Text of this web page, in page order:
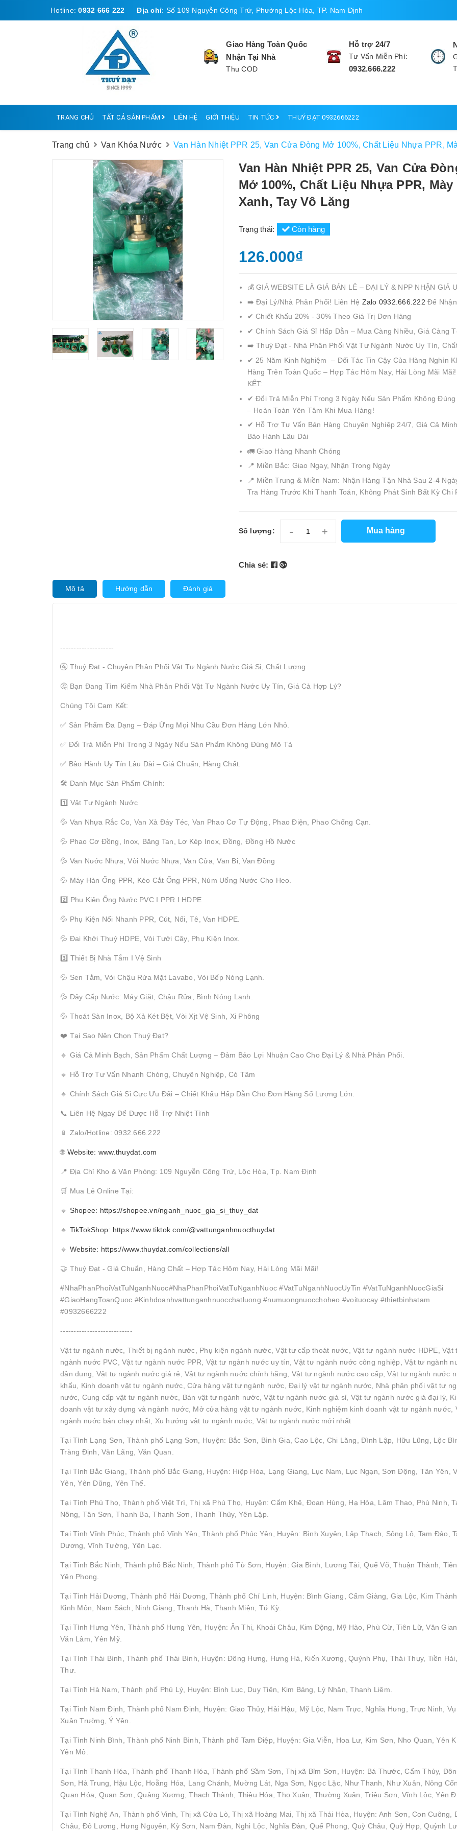
Hotline:0932 666 222 Địa chỉ: Số 109 Nguyễn Công Trứ, Phường Lộc Hòa, TP. Nam Định
Giao Hàng Toàn Quốc
Nhận Tại Nhà
Thu COD
Hỗ trợ 24/7
Tư Vấn Miễn Phí:
0932.666.222
TRANG CHỦ TẤT CẢ SẢN PHẨM LIÊN HỆ GIỚI THIỆU TIN TỨC THUÝ ĐẠT 0932666222
Trang chủ Van Khóa Nước Van Hàn Nhiệt PPR 25, Van Cửa Đòng Mở 100%, Chất Liệu Nhựa PPR,
Van Hàn Nhiệt PPR 25, Van Cửa
Mở 100%, Chất Liệu Nhựa PPR, Mày
Xanh, Tay Vô Lăng
Trạng thái: Còn hàng
126.000₫
💰 GIÁ WEBSITE LÀ GIÁ BÁN LẺ – ĐẠI LÝ & NPP NHẬN GIÁ
➡️ Đại Lý/Nhà Phân Phối! Liên Hệ Zalo 0932.666.222Để
✔ Chiết Khấu 20% - 30% Theo Giá Trị Đơn Hàng
✔ Chính Sách Giá Sỉ Hấp Dẫn – Mua Càng Nhiều, Giá Càng
➡️ Thuý Đạt - Nhà Phân Phối Vật Tư Ngành Nước Uy Tín,
✔ 25 Năm Kinh Nghiệm – Đối Tác Tin Cậy Của Hàng Nghìn
Hàng Trên Toàn Quốc – Hợp Tác Hôm Nay, Hài Lòng Mãi Mãi!
KẾT:
✔ Đổi Trả Miễn Phí Trong 3 Ngày Nếu Sản Phẩm Không Đúng
– Hoàn Toàn Yên Tâm Khi Mua Hàng!
✔ Hỗ Trợ Tư Vấn Bán Hàng Chuyên Nghiệp 24/7, Giá Cả Minh
Bảo Hành Lâu Dài
🚛 Giao Hàng Nhanh Chóng
📍 Miền Bắc: Giao Ngay, Nhận Trong Ngày
📍 Miền Trung & Miền Nam: Nhận Hàng Tận Nhà Sau 2-4
Tra Hàng Trước Khi Thanh Toán, Không Phát Sinh Bất Kỳ Chi
Số lượng: - + Mua hàng
Chia sẻ:
Mô tả Hướng dẫn Đánh giá
--------------------
🚰 Thuý Đạt - Chuyên Phân Phối Vật Tư Ngành Nước Giá Sỉ, Chất Lượng
🤔 Bạn Đang Tìm Kiếm Nhà Phân Phối Vật Tư Ngành Nước Uy Tín, Giá Cả Hợp Lý?
Chúng Tôi Cam Kết:
✅ Sản Phẩm Đa Dạng – Đáp Ứng Mọi Nhu Cầu Đơn Hàng Lớn Nhỏ.
✅ Đổi Trả Miễn Phí Trong 3 Ngày Nếu Sản Phẩm Không Đúng Mô Tả
✅ Bảo Hành Uy Tín Lâu Dài – Giá Chuẩn, Hàng Chất.
🛠 Danh Mục Sản Phẩm Chính:
1️⃣ Vật Tư Ngành Nước
💦 Van Nhựa Rắc Co, Van Xả Đáy Téc, Van Phao Cơ Tự Động, Phao Điện, Phao Chống Cạn.
💦 Phao Cơ Đồng, Inox, Băng Tan, Lơ Kép Inox, Đồng, Đồng Hồ Nước
💦 Van Nước Nhựa, Vòi Nước Nhựa, Van Cửa, Van Bi, Van Đồng
💦 Máy Hàn Ống PPR, Kéo Cắt Ống PPR, Núm Uống Nước Cho Heo.
2️⃣ Phụ Kiện Ống Nước PVC I PPR I HDPE
💦 Phụ Kiện Nối Nhanh PPR, Cút, Nối, Tê, Van HDPE.
💦 Đai Khởi Thuỷ HDPE, Vòi Tưới Cây, Phụ Kiện Inox.
3️⃣ Thiết Bị Nhà Tắm I Vệ Sinh
💦 Sen Tắm, Vòi Chậu Rửa Mặt Lavabo, Vòi Bếp Nóng Lạnh.
💦 Dây Cấp Nước: Máy Giặt, Chậu Rửa, Bình Nóng Lạnh.
💦 Thoát Sàn Inox, Bộ Xả Két Bệt, Vòi Xịt Vệ Sinh, Xi Phông
❤️ Tại Sao Nên Chọn Thuý Đạt?
🔹 Giá Cả Minh Bạch, Sản Phẩm Chất Lượng – Đảm Bảo Lợi Nhuận Cao Cho Đại Lý & Nhà Phân Phối.
🔹 Hỗ Trợ Tư Vấn Nhanh Chóng, Chuyên Nghiệp, Có Tâm
🔹 Chính Sách Giá Sỉ Cực Ưu Đãi – Chiết Khấu Hấp Dẫn Cho Đơn Hàng Số Lượng Lớn.
📞 Liên Hệ Ngay Để Được Hỗ Trợ Nhiệt Tình
📱 Zalo/Hotline: 0932.666.222
🌐 Website: www.thuydat.com
📍 Địa Chỉ Kho & Văn Phòng: 109 Nguyễn Công Trứ, Lộc Hòa, Tp. Nam Định
🛒 Mua Lẻ Online Tại:
🔹 Shopee: https://shopee.vn/nganh_nuoc_gia_si_thuy_dat
🔹 TikTokShop: https://www.tiktok.com/@vattunganhnuocthuydat
🔹 Website: https://www.thuydat.com/collections/all
🤝 Thuý Đạt - Giá Chuẩn, Hàng Chất – Hợp Tác Hôm Nay, Hài Lòng Mãi Mãi!
#NhaPhanPhoiVatTuNganhNuoc#NhaPhanPhoiVatTuNganhNuoc #VatTuNganhNuocUyTin #VatTuNganhNuocGiaSi
#GiaoHangToanQuoc #Kinhdoanhvattunganhnuocchatluong #numuongnuocchoheo #voituocay #thietbinhatam
#0932666222
---------------------------
Vật tư ngành nước, Thiết bị ngành nước, Phụ kiện ngành nước, Vật tư cấp thoát nước, Vật tư ngành nước HDPE, Vật
ngành nước PVC, Vật tư ngành nước PPR, Vật tư ngành nước uy tín, Vật tư ngành nước công nghiệp, Vật tư ngành
dân dụng, Vật tư ngành nước giá rẻ, Vật tư ngành nước chính hãng, Vật tư ngành nước cao cấp, Vật tư ngành nước
khẩu, Kinh doanh vật tư ngành nước, Cửa hàng vật tư ngành nước, Đại lý vật tư ngành nước, Nhà phân phối vật tư
nước, Cung cấp vật tư ngành nước, Bán vật tư ngành nước, Vật tư ngành nước giá sỉ, Vật tư ngành nước giá đại lý,
doanh vật tư xây dựng và ngành nước, Mở cửa hàng vật tư ngành nước, Kinh nghiệm kinh doanh vật tư ngành nước,
ngành nước bán chạy nhất, Xu hướng vật tư ngành nước, Vật tư ngành nước mới nhất
Tại Tỉnh Lạng Sơn, Thành phố Lạng Sơn, Huyện: Bắc Sơn, Bình Gia, Cao Lộc, Chi Lăng, Đình Lập, Hữu Lũng, Lộc
Tràng Định, Văn Lãng, Văn Quan.
Tại Tỉnh Bắc Giang, Thành phố Bắc Giang, Huyện: Hiệp Hòa, Lạng Giang, Lục Nam, Lục Ngạn, Sơn Động, Tân Yên,
Yên, Yên Dũng, Yên Thế.
Tại Tỉnh Phú Thọ, Thành phố Việt Trì, Thị xã Phú Thọ, Huyện: Cẩm Khê, Đoan Hùng, Hạ Hòa, Lâm Thao, Phù Ninh,
Nông, Tân Sơn, Thanh Ba, Thanh Sơn, Thanh Thủy, Yên Lập.
Tại Tỉnh Vĩnh Phúc, Thành phố Vĩnh Yên, Thành phố Phúc Yên, Huyện: Bình Xuyên, Lập Thạch, Sông Lô, Tam Đảo,
Dương, Vĩnh Tường, Yên Lạc.
Tại Tỉnh Bắc Ninh, Thành phố Bắc Ninh, Thành phố Từ Sơn, Huyện: Gia Bình, Lương Tài, Quế Võ, Thuận Thành, Tiên
Yên Phong.
Tại Tỉnh Hải Dương, Thành phố Hải Dương, Thành phố Chí Linh, Huyện: Bình Giang, Cẩm Giàng, Gia Lộc, Kim Thành,
Kinh Môn, Nam Sách, Ninh Giang, Thanh Hà, Thanh Miện, Tứ Kỳ.
Tại Tỉnh Hưng Yên, Thành phố Hưng Yên, Huyện: Ân Thi, Khoái Châu, Kim Động, Mỹ Hào, Phù Cừ, Tiên Lữ, Văn
Văn Lâm, Yên Mỹ.
Tại Tỉnh Thái Bình, Thành phố Thái Bình, Huyện: Đông Hưng, Hưng Hà, Kiến Xương, Quỳnh Phụ, Thái Thụy, Tiền
Thư.
Tại Tỉnh Hà Nam, Thành phố Phủ Lý, Huyện: Bình Lục, Duy Tiên, Kim Bảng, Lý Nhân, Thanh Liêm.
Tại Tỉnh Nam Định, Thành phố Nam Định, Huyện: Giao Thủy, Hải Hậu, Mỹ Lộc, Nam Trực, Nghĩa Hưng, Trực Ninh, Vụ
Xuân Trường, Ý Yên.
Tại Tỉnh Ninh Bình, Thành phố Ninh Bình, Thành phố Tam Điệp, Huyện: Gia Viễn, Hoa Lư, Kim Sơn, Nho Quan, Yên
Yên Mô.
Tại Tỉnh Thanh Hóa, Thành phố Thanh Hóa, Thành phố Sầm Sơn, Thị xã Bỉm Sơn, Huyện: Bá Thước, Cẩm Thủy,
Sơn, Hà Trung, Hậu Lộc, Hoằng Hóa, Lang Chánh, Mường Lát, Nga Sơn, Ngọc Lặc, Như Thanh, Như Xuân, Nông
Quan Hóa, Quan Sơn, Quảng Xương, Thạch Thành, Thiệu Hóa, Thọ Xuân, Thường Xuân, Triệu Sơn, Vĩnh Lộc, Yên
Tại Tỉnh Nghệ An, Thành phố Vinh, Thị xã Cửa Lò, Thị xã Hoàng Mai, Thị xã Thái Hòa, Huyện: Anh Sơn, Con Cuông,
Châu, Đô Lương, Hưng Nguyên, Kỳ Sơn, Nam Đàn, Nghi Lộc, Nghĩa Đàn, Quế Phong, Quỳ Châu, Quỳ Hợp, Quỳnh